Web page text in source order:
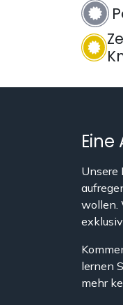
Unsere
wollen.
lernen
mehr